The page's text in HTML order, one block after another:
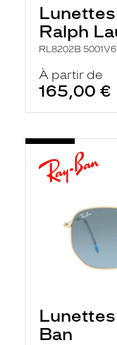
Ralph
RL8202B
À partir de
165,00 €
Ban